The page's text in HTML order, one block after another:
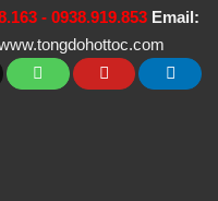
- 0938.919.853 Email: